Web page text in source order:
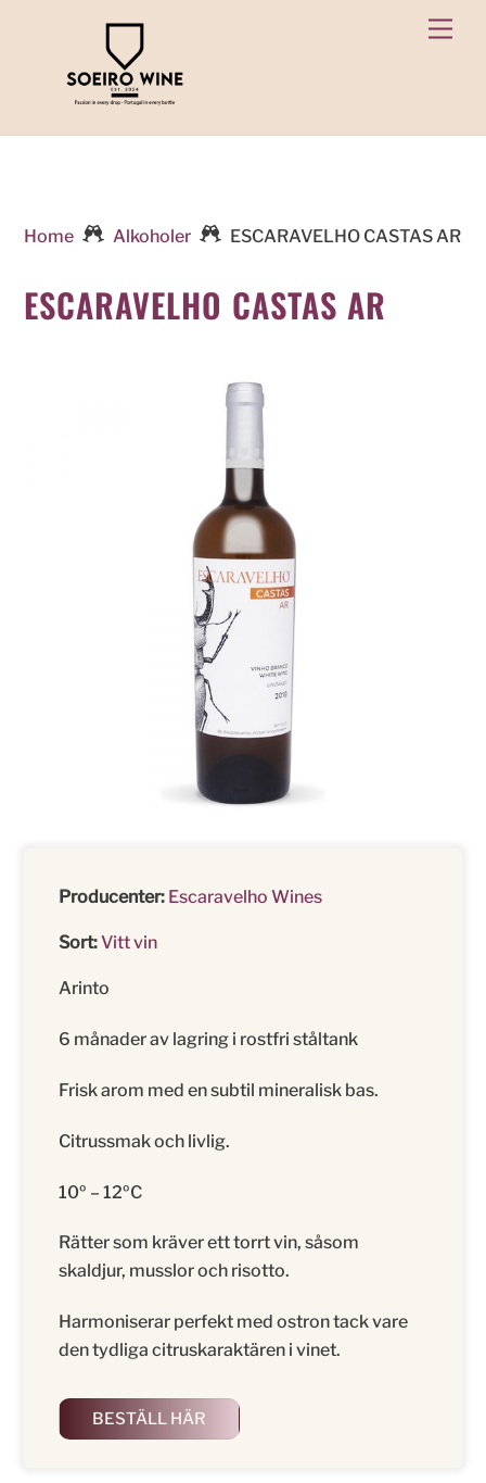
Home Alkoholer ESCARAVELHO CASTAS AR
ESCARAVELHO CASTAS AR
Producenter: Escaravelho Wines
Sort:Vitt vin
Arinto
6 månader av lagring i rostfri ståltank
Frisk arom med en subtil mineralisk bas.
Citrussmak och livlig.
10º – 12ºC
Rätter som kräver ett torrt vin, såsom
skaldjur, musslor och risotto.
Harmoniserar perfekt med ostron tack vare
den tydliga citruskaraktären i vinet.
BESTÄLL HÄR